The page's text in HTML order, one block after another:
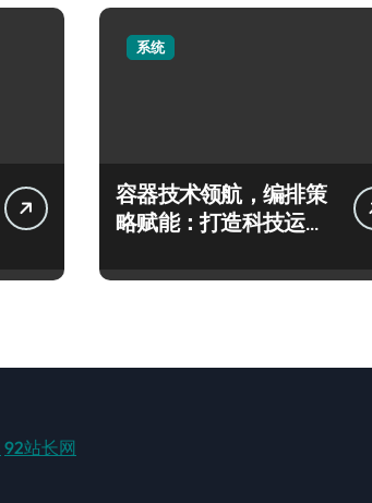
系统
容器技术领航，编排策
略赋能：打造科技运维
92站长网